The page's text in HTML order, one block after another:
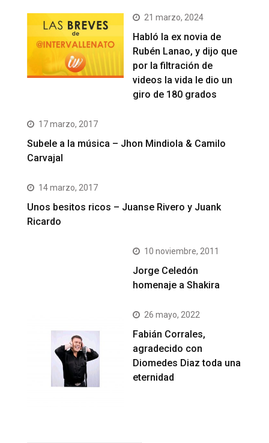
21 marzo, 2024
Habló la ex novia de
Rubén Lanao, y dijo que
por la filtración de
videos la vida le dio un
giro de 180 grados
17 marzo, 2017
Subele a la música – Jhon Mindiola & Camilo
Carvajal
14 marzo, 2017
Unos besitos ricos – Juanse Rivero y Juank
Ricardo
10 noviembre, 2011
Jorge Celedón
homenaje a Shakira
26 mayo, 2022
Fabián Corrales,
agradecido con
Diomedes Diaz toda una
eternidad